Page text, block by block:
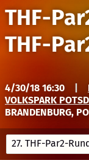
THF-
THF-
4/30/18 16:30
VOLKSPARK
BRANDENBURG,
27. THF-Par2-